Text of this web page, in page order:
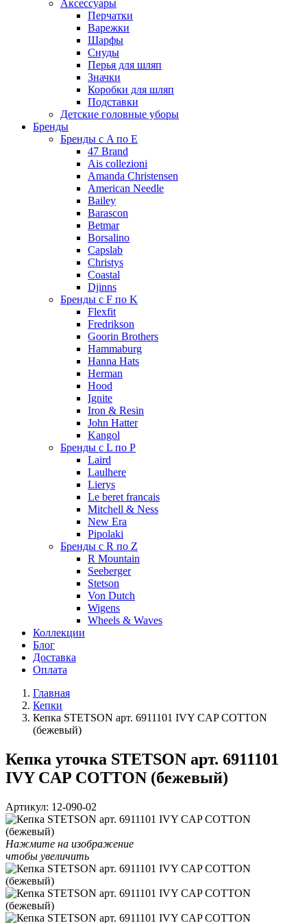
Аксессуары
Перчатки
Варежки
Шарфы
Снуды
Перья для шляп
Значки
Коробки для шляп
Подставки
Детские головные уборы
Бренды
Бренды с A по E
47 Brand
Ais collezioni
Amanda Christensen
American Needle
Bailey
Barascon
Betmar
Borsalino
Capslab
Christys
Coastal
Djinns
Бренды с F по K
Flexfit
Fredrikson
Goorin Brothers
Hammaburg
Hanna Hats
Herman
Hood
Ignite
Iron & Resin
John Hatter
Kangol
Бренды с L по P
Laird
Laulhere
Lierys
Le beret francais
Mitchell & Ness
New Era
Pipolaki
Бренды с R по Z
R Mountain
Seeberger
Stetson
Von Dutch
Wigens
Wheels & Waves
Коллекции
Блог
Доставка
Оплата
Главная
Кепки
Кепка STETSON арт. 6911101 IVY CAP COTTON
(бежевый)
Кепка уточка STETSON арт. 6911101
IVY CAP COTTON (бежевый)
Артикул: 12-090-02
Нажмите на изображение
чтобы увеличить